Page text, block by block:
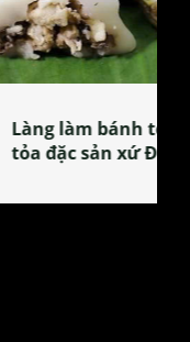
– nơi lan